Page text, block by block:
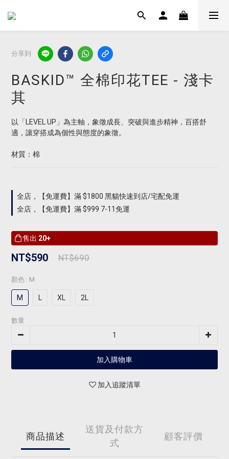
分享到
BASKID™ 全棉印花TEE - 淺卡
其
以「LEVEL UP」為主軸，象徵成長、突破與進步精神，百搭舒
適，讓穿搭成為個性與態度的象徵。
材質：棉
全店，【免運費】滿 $1800 黑貓快速到店/宅配免運
全店，【免運費】滿 $999 7-11免運
售出 20+
NT$590 NT$690
顏色 : M
M XL 2L
數量
加入購物車
加入追蹤清單
商品描述
送貨及付款方
式
顧客評價